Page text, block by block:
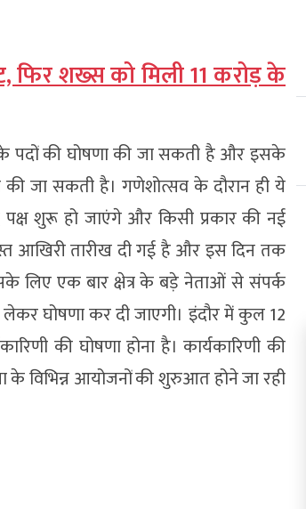
फिर शख्स को मिली 11 करोड़ के
के पदों की घोषणा की जा सकती है और इसके
जा सकती है। गणेशोत्सव के दौरान ही ये
पक्ष शुरू हो जाएंगे और किसी प्रकार की नई
आखिरी तारीख दी गई है और इस दिन तक
लिए एक बार क्षेत्र के बड़े नेताओं से संपर्क
घोषणा कर दी जाएगी। इंदौर में कुल 12
की घोषणा होना है। कार्यकारिणी की
के विभिन्न आयोजनों की शुरुआत होने जा रही